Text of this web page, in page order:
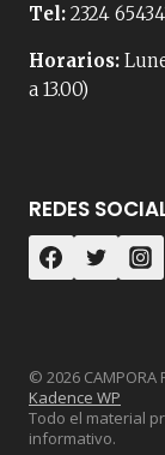
Tel: 2324
Horarios:
a 13.00)
REDES
© 2026 CAMPORA
Kadence WP
Todo el material
informativo.